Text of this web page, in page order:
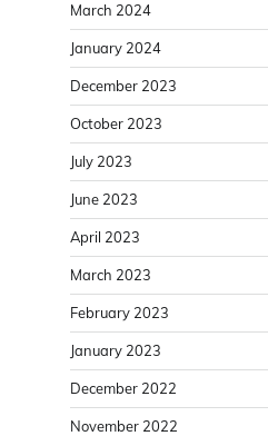
March 2024
January 2024
December 2023
October 2023
July 2023
June 2023
April 2023
March 2023
February 2023
January 2023
December 2022
November 2022